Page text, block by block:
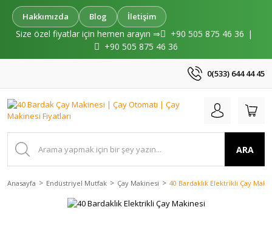
Hakkımızda Blog İletişim
Size özel fiyatlar için hemen arayın ⇒ +90 505 875 46 36 |
+90 505 875 46 36
0(533) 644 44 45
ARA
Anasayfa Endüstriyel Mutfak Çay Makinesi 40 Bardaklık Elektrikli Çay